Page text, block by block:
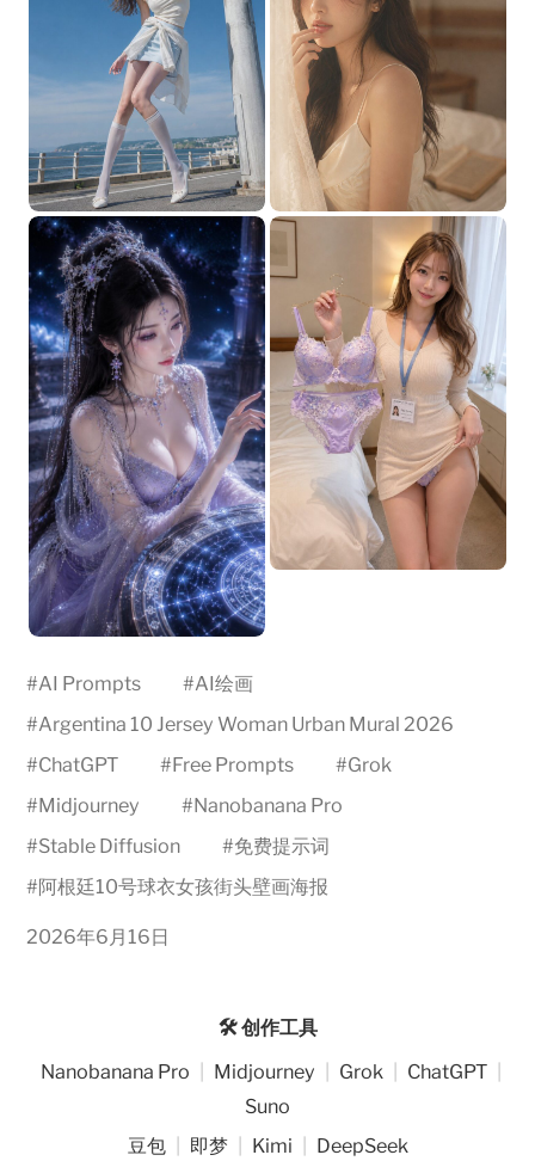
#AI Prompts #AI绘画
#Argentina 10 Jersey Woman Urban Mural 2026
#ChatGPT #Free Prompts #Grok
#Midjourney #Nanobanana Pro
#Stable Diffusion #免费提示词
#阿根廷10号球衣女孩街头壁画海报
2026年6月16日
🛠️ 创作工具
Nanobanana Pro
Midjourney Grok ChatGPT
Suno
豆包
即梦 Kimi DeepSeek